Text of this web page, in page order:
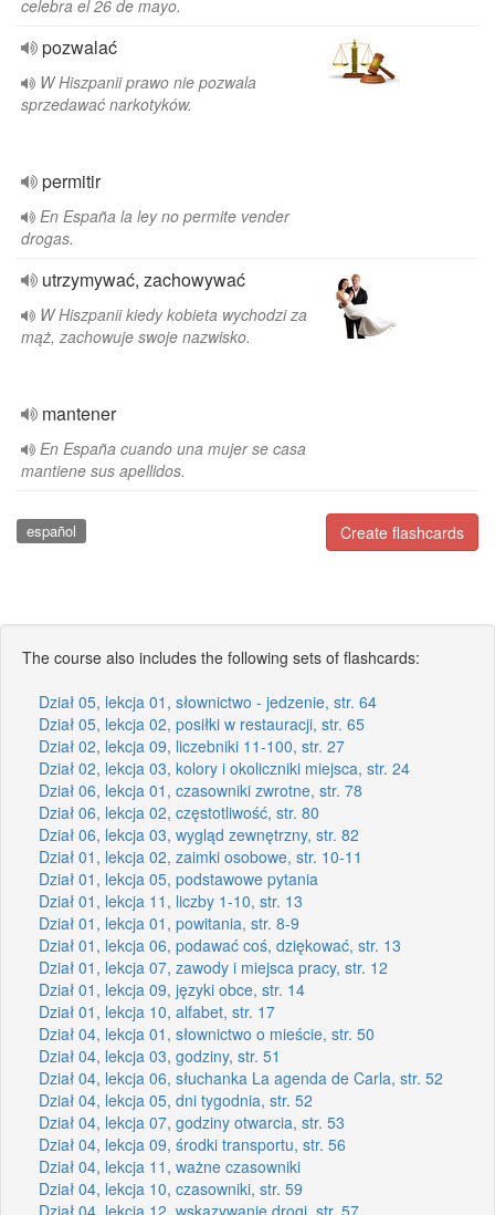
celebra el 26 de mayo.
pozwalać
W Hiszpanii prawo nie pozwala
sprzedawać narkotyków.
permitir
En España la ley no permite vender
drogas.
utrzymywać, zachowywać
W Hiszpanii kiedy kobieta wychodzi za
mąż, zachowuje swoje nazwisko.
mantener
En España cuando una mujer se casa
mantiene sus apellidos.
Create flashcards
español
The course also includes the following sets of flashcards:
Dział 05, lekcja 01, słownictwo - jedzenie, str. 64
Dział 05, lekcja 02, posiłki w restauracji, str. 65
Dział 02, lekcja 09, liczebniki 11-100, str. 27
Dział 02, lekcja 03, kolory i okoliczniki miejsca, str. 24
Dział 06, lekcja 01, czasowniki zwrotne, str. 78
Dział 06, lekcja 02, częstotliwość, str. 80
Dział 06, lekcja 03, wygląd zewnętrzny, str. 82
Dział 01, lekcja 02, zaimki osobowe, str. 10-11
Dział 01, lekcja 05, podstawowe pytania
Dział 01, lekcja 11, liczby 1-10, str. 13
Dział 01, lekcja 01, powitania, str. 8-9
Dział 01, lekcja 06, podawać coś, dziękować, str. 13
Dział 01, lekcja 07, zawody i miejsca pracy, str. 12
Dział 01, lekcja 09, języki obce, str. 14
Dział 01, lekcja 10, alfabet, str. 17
Dział 04, lekcja 01, słownictwo o mieście, str. 50
Dział 04, lekcja 03, godziny, str. 51
Dział 04, lekcja 06, słuchanka La agenda de Carla, str. 52
Dział 04, lekcja 05, dni tygodnia, str. 52
Dział 04, lekcja 07, godziny otwarcia, str. 53
Dział 04, lekcja 09, środki transportu, str. 56
Dział 04, lekcja 11, ważne czasowniki
Dział 04, lekcja 10, czasowniki, str. 59
Dział 04, lekcja 12, wskazywanie drogi, str. 57